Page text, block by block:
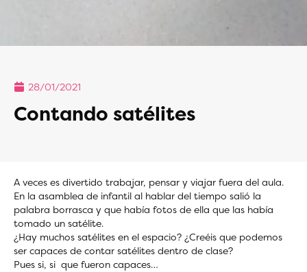
28/01/2021
Contando satélites
A veces es divertido trabajar, pensar y viajar fuera del aula.
En la asamblea de infantil al hablar del tiempo salió la
palabra borrasca y que había fotos de ella que las había
tomado un satélite.
¿Hay muchos satélites en el espacio? ¿Creéis que podemos
ser capaces de contar satélites dentro de clase?
Pues si, si que fueron capaces…